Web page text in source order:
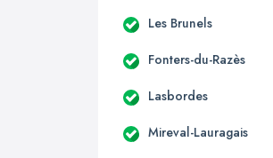
Les Brunels
Fonters-du-Razès
Lasbordes
Mireval-Lauragais